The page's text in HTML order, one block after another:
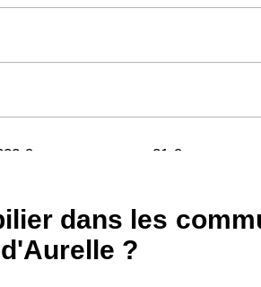
€ 31 €
€ 29 €
dans les
?